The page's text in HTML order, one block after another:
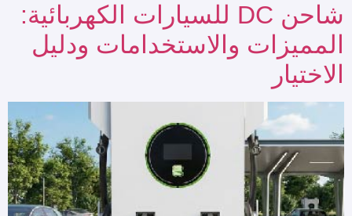
شاحن DC للسيارات الكهربائية:
المميزات والاستخدامات ودليل
الاختيار